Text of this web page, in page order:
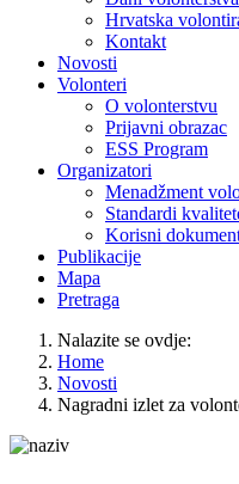
Hrvatska
Kontakt
Novosti
Volonteri
O volonterstvu
Prijavni obrazac
ESS Program
Organizatori
Menadžment
Standardi
Korisni
Publikacije
Mapa
Pretraga
Nalazite se ovdje:
Home
Novosti
Nagradni izlet za